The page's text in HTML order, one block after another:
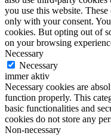
you use this website.
only with your consent.
cookies. But opting out of
on your browsing
Necessary
Necessary
immer aktiv
Necessary cookies are
function properly. This
basic functionalities and
cookies do not store any
Non-necessary